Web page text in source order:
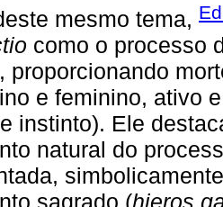
mesmo tema,
como o processo
proporcionando
e feminino, ativo
instinto). Ele
natural do
sagrado (hieros